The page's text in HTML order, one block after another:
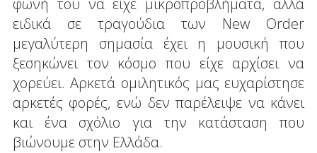
φωνή του να είχε μικροπροβλήματα, αλλά
ειδικά σε τραγούδια των New Order
μεγαλύτερη σημασία έχει η μουσική που
ξεσηκώνει τον κόσμο που είχε αρχίσει να
χορεύει. Αρκετά ομιλητικός μας ευχαρίστησε
αρκετές φορές, ενώ δεν παρέλειψε να κάνει
και ένα σχόλιο για την κατάσταση που
βιώνουμε στην Ελλάδα.